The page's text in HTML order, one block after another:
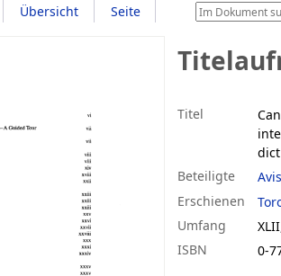
Übersicht Seite
Titel
Beteiligte
Erschienen
Umfang
ISBN
0-